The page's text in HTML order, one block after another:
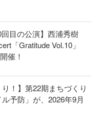
回目の公演】西浦秀樹
「Gratitude Vol.10」
催！
り！】第22期まちづくり
予防」が、2026年9月